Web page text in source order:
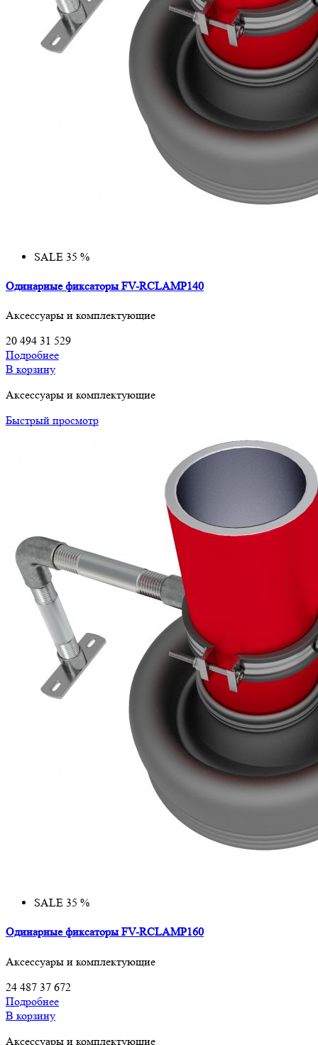
SALE 35 %
Одинарные фиксаторы FV-RCLAMP140
Аксессуары и комплектующие
20 494 31 529
Подробнее
В корзину
Аксессуары и комплектующие
Быстрый просмотр
SALE 35 %
Одинарные фиксаторы FV-RCLAMP160
Аксессуары и комплектующие
24 487 37 672
Подробнее
В корзину
Аксессуары и комплектующие